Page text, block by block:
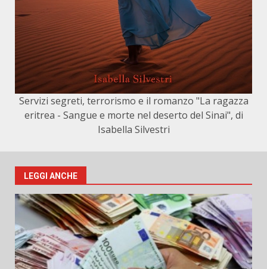
Servizi segreti, terrorismo e il romanzo "La ragazza
eritrea - Sangue e morte nel deserto del Sinai", di
Isabella Silvestri
LEGGI ANCHE